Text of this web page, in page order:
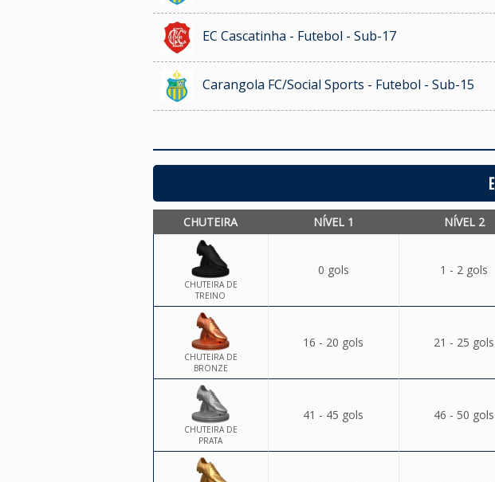
EC Cascatinha - Futebol - Sub-17
Carangola FC/Social Sports - Futebol - Sub-15
CHUTEIRA NÍVEL 1 NÍVEL 2
CHUTEIRA DE
TREINO
0 gols 1 - 2 gols
CHUTEIRA DE
BRONZE
16 - 20 gols 21 - 25 gols
CHUTEIRA DE
PRATA
41 - 45 gols 46 - 50 gols